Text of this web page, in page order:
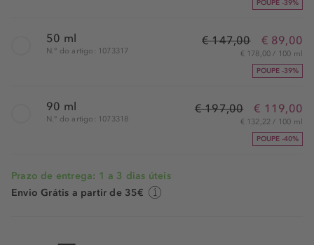
POUPE -39%
50 ml
N.° do artigo: 1073317
€ 147,00 € 89,00
€ 178,00 / 100 ml
POUPE -39%
90 ml
N.° do artigo: 1073318
€ 197,00 € 119,00
€ 132,22 / 100 ml
POUPE -40%
Prazo de entrega: 1 a 3 dias úteis
Envio Grátis a partir de 35€